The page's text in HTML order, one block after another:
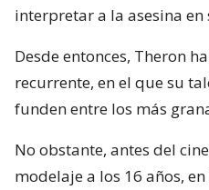
interpretar a la asesina en
Desde entonces, Theron
recurrente, en el que su
funden entre los más
No obstante, antes del
modelaje a los 16 años,